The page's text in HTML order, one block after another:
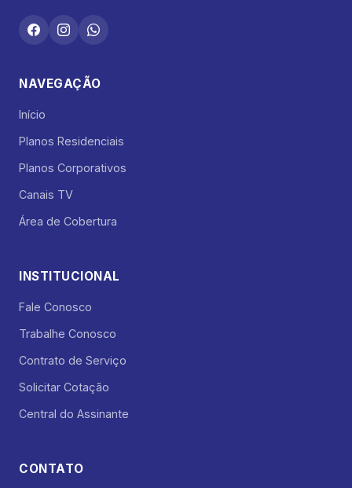
NAVEGAÇÃO
Início
Planos Residenciais
Planos Corporativos
Canais TV
Área de Cobertura
INSTITUCIONAL
Fale Conosco
Trabalhe Conosco
Contrato de Serviço
Solicitar Cotação
Central do Assinante
CONTATO